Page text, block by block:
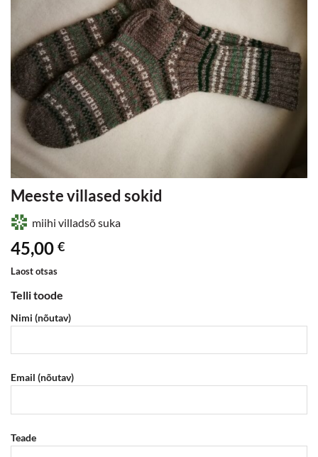
Meeste villased sokid
miihi villadsõ suka
45,00 €
Laost otsas
Telli toode
Nimi (nõutav)
Email (nõutav)
Teade